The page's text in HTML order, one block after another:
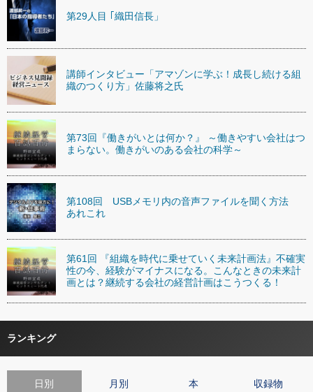
第29人目 ｢織田信長」
講師インタビュー「アマゾンに学ぶ！成長し続ける組
織のつくり方」佐藤将之氏
第73回『働きがいとは何か？』 ～働きやすい会社はつ
まらない。働きがいのある会社の科学～
第108回 USBメモリ内の音声ファイルを聞く方法
あれこれ
第61回 『組織を時代に乗せていく未来計画法』不確実
性の今、経験がマイナスになる。こんなときの未来計
画とは？継続する会社の経営計画はこうつくる！
ランキング
日別 月別 本 収録物